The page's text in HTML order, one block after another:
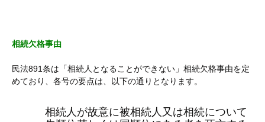
相続欠格事由
民法891条は「相続人となることができない」相続欠格事由を定
めており、各号の要点は、以下の通りとなります。
相続人が故意に被相続人又は相続について